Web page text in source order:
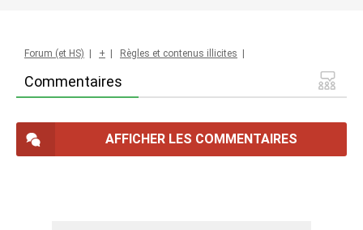
Commentaires
Forum (et HS) + Règles et contenus illicites
AFFICHER LES COMMENTAIRES